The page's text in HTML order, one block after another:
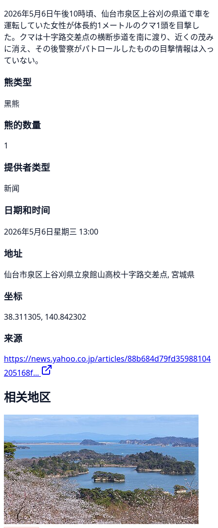
2026年5月6日午後10時頃、仙台市泉区上谷刈の県道で車を
運転していた女性が体長約1メートルのクマ1頭を目撃し
た。クマは十字路交差点の横断歩道を南に渡り、近くの茂み
に消え、その後警察がパトロールしたものの目撃情報は入っ
ていない。
熊类型
黑熊
熊的数量
1
提供者类型
新闻
日期和时间
2026年5月6日星期三 13:00
地址
仙台市泉区上谷刈県立泉館山高校十字路交差点, 宮城県
坐标
38.311305, 140.842302
来源
https://news.yahoo.co.jp/articles/88b684d79fd35988104
205168f...
相关地区